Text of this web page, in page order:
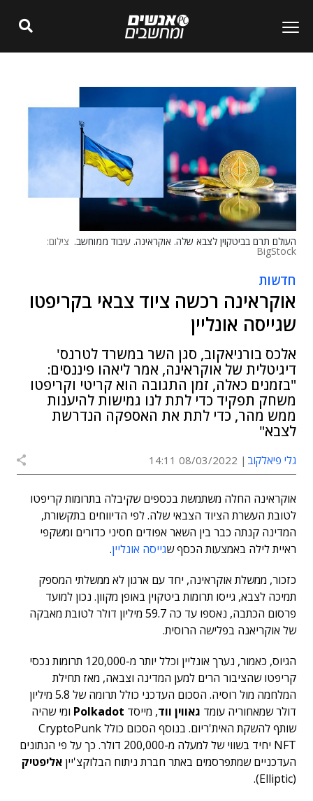
העולם תרם בביטקוין לצבא שלה. אוקראינה. עיבוד ממוחשב. צילום:
BigStock
חדשות
אוקראינה רכשה ציוד צבאי בקריפטו
שגייסה אונליין
אלכס בורניאקוב, סגן השר במשרד לטרנס'
דיגיטלית של אוקראינה, אמר ליאהו פיננסים:
"בזמנים כאלה, זמן התגובה הוא קריטי וקריפטו
משחק תפקיד כדי לתת לנו גמישות להיענות
ממש מהר, כדי לתת את האספקה הנדרשת
לצבא"
גלי פיאלקוב 08/03/2022 14:11
אוקראינה החלה משתמשת בכספים שקיבלה בתרומות קריפטו
לטובת העשרת הציוד הצבאי שלה. לפי הדיווחים בתקשורת,
המדינה קנתה כבר בין השאר אפודים חסיני כדורים ומשקפי
ראיית לילה באמצעות הכסף שגייסה אונליין.
כזכור, ממשלת אוקראינה, יחד עם ארגון לא ממשלתי המספק
תמיכה לצבא, גייסו תרומות ביטקוין באופן מקוון. נכון למועד
פרסום הכתבה, נאספו עד כה 59.7 מיליון דולר לטובת מאבקה
של אוקריאנה בפלישה הרוסית.
הגיוס, כאמור, נערך אונליין וכלל יותר מ-120,000 תרומות נכסי
קריפטו שהציבור הרים למען המדינה וצבאה, מאז תחילת
המלחמה מול רוסיה. הסכום העדכני כולל תרומה של 5.8 מיליון
דולר שמאחוריה עומד גאווין ווד, מייסד Polkadot ומי שהיה
שותף להשקת האית'ריום. בנוסף הסכום כולל CryptoPunk
NFT יחיד בשווי של למעלה מ-200,000 דולר. כך על פי הנתונים
העדכניים שמתפרסמים באתר חברת ניתוח הבלוקצ'יין אליפטיק
(Elliptic).